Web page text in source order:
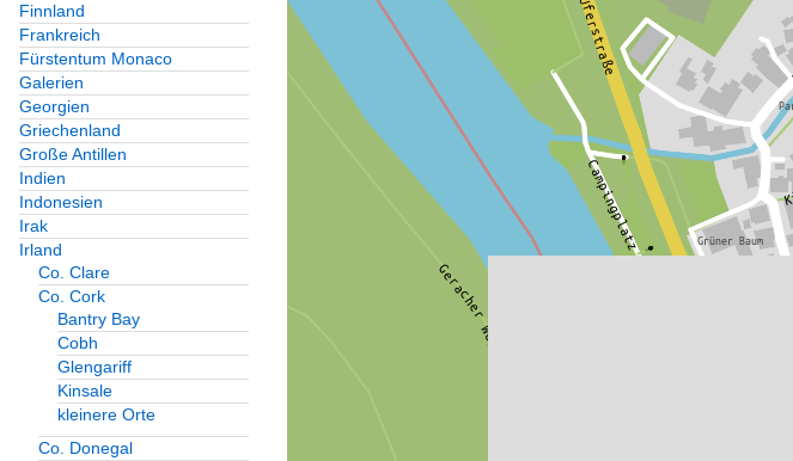
Finnland
Frankreich
Fürstentum Monaco
Galerien
Georgien
Griechenland
Große Antillen
Indien
Indonesien
Irak
Irland
Co. Clare
Co. Cork
Bantry Bay
Cobh
Glengariff
Kinsale
kleinere Orte
Co. Donegal